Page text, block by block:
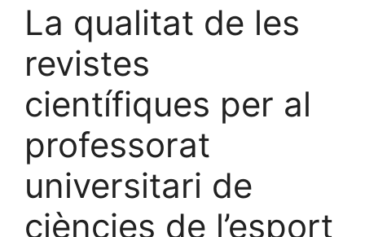
La qualitat de les
revistes
científiques per al
professorat
universitari de
ciències de l’esport